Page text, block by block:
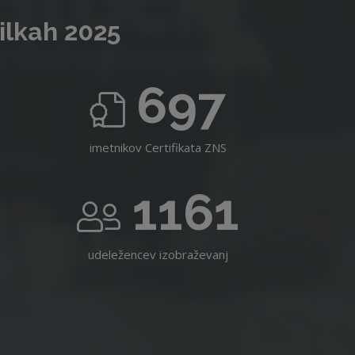
2025
697
imetnikov Certifikata ZNS
1161
udeležencev izobraževanj